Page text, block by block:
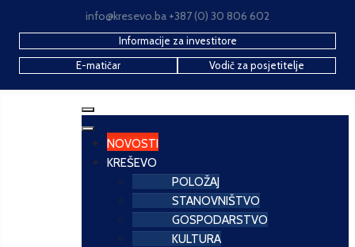
info@kresevo.ba +387 (0) 30 806 602
Informacije za investitore
E-matičar
Vodič za posjetitelje
NOVOSTI
KREŠEVO
POLOŽAJ
STANOVNIŠTVO
GOSPODARSTVO
KULTURA